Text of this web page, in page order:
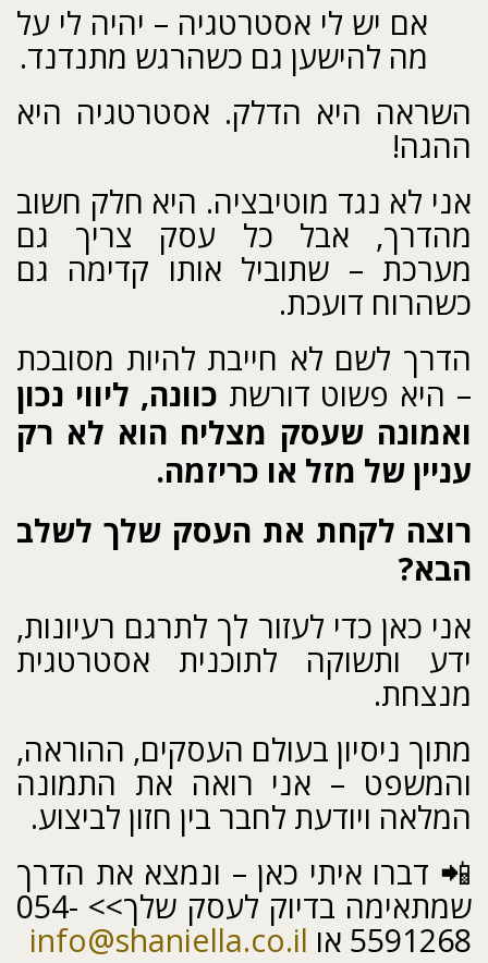
אם יש לי אסטרטגיה – יהיה לי על
מה להישען גם כשהרגש מתנדנד.
השראה היא הדלק. אסטרטגיה היא
ההגה!
אני לא נגד מוטיבציה. היא חלק חשוב
מהדרך, אבל כל עסק צריך גם
מערכת – שתוביל אותו קדימה גם
כשהרוח דועכת.
הדרך לשם לא חייבת להיות מסובכת
– היא פשוט דורשת כוונה, ליווי נכון
ואמונה שעסק מצליח הוא לא רק
עניין של מזל או כריזמה.
רוצה לקחת את העסק שלך לשלב
הבא?
אני כאן כדי לעזור לך לתרגם רעיונות,
ידע ותשוקה לתוכנית אסטרטגית
מנצחת.
מתוך ניסיון בעולם העסקים, ההוראה,
והמשפט – אני רואה את התמונה
המלאה ויודעת לחבר בין חזון לביצוע.
📲 דברו איתי כאן – ונמצא את הדרך
שמתאימה בדיוק לעסק שלך>> 054-
5591268 או